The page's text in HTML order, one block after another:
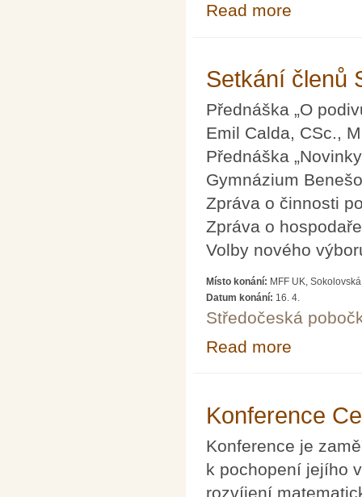
Read more
Setkání členů
Přednáška „O
Emil Calda, CSc.,
Přednáška
Gymnázium
Zpráva o činnosti
Zpráva o
Volby nového
Místo konání: MFF UK,
Datum konání: 16. 4.
Středočeská
Read more
Konference
Konference je
k pochopení jejího
rozvíjení